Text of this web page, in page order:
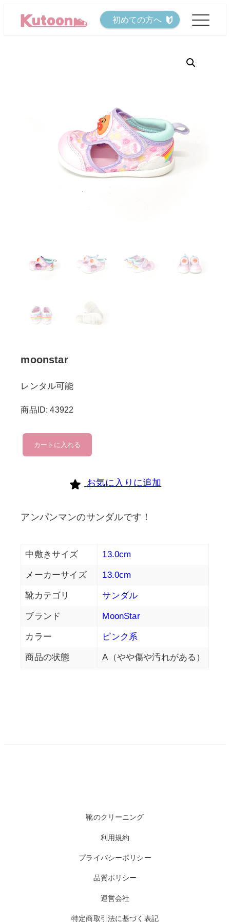
初めての方へ
moonstar
レンタル可能
商品ID: 43922
moonstar
個
カートに入れる
お気に入りに追加
アンパンマンのサンダルです！
中敷きサイズ 13.0cm
メーカーサイズ 13.0cm
靴カテゴリ サンダル
ブランド MoonStar
カラー ピンク系
商品の状態 A（やや傷や汚れがある）
靴のクリーニング
利用規約
プライバシーポリシー
品質ポリシー
運営会社
特定商取引法に基づく表記